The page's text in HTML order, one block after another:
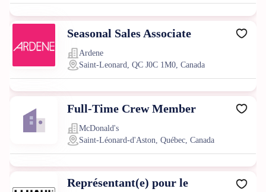
Seasonal Sales Associate
Ardene
Saint-Leonard, QC J0C 1M0, Canada
Full-Time Crew Member
McDonald's
Saint-Léonard-d'Aston, Québec, Canada
Représentant(e) pour le